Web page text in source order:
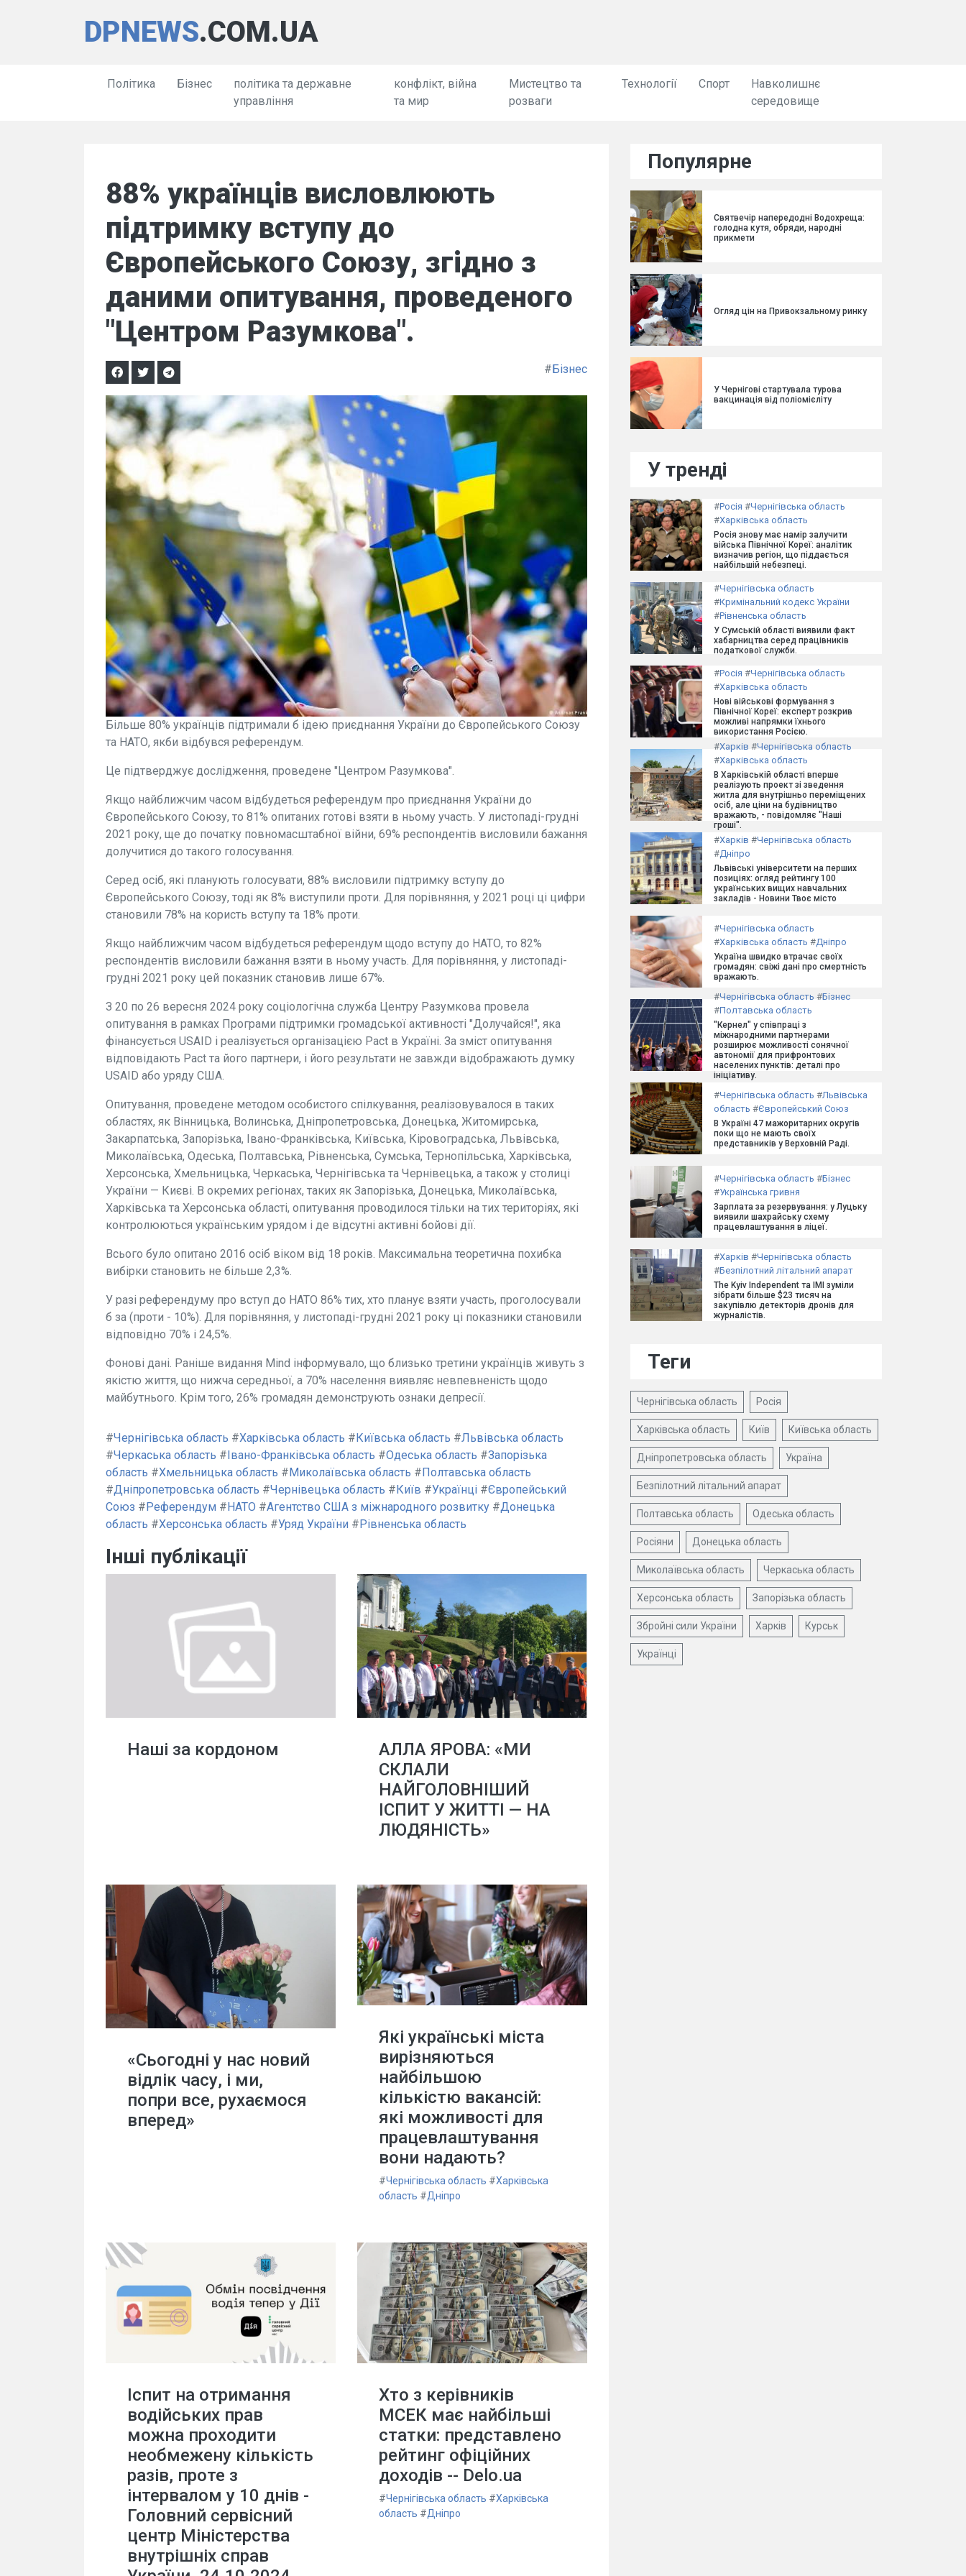
DPNEWS.COM.UA
Політика Бізнес
політика та державне
управління
конфлікт, війна
та мир
Мистецтво та
розваги
Технології Спорт
Навколишнє
середовище
88% українців висловлюють
підтримку вступу до
Європейського Союзу, згідно з
даними опитування, проведеного
"Центром Разумкова".
#Бізнес
Більше 80% українців підтримали б ідею приєднання України до Європейського Союзу
та НАТО, якби відбувся референдум.
Це підтверджує дослідження, проведене "Центром Разумкова".
Якщо найближчим часом відбудеться референдум про приєднання України до
Європейського Союзу, то 81% опитаних готові взяти в ньому участь. У листопаді-грудні
2021 року, ще до початку повномасштабної війни, 69% респондентів висловили бажання
долучитися до такого голосування.
Серед осіб, які планують голосувати, 88% висловили підтримку вступу до
Європейського Союзу, тоді як 8% виступили проти. Для порівняння, у 2021 році ці цифри
становили 78% на користь вступу та 18% проти.
Якщо найближчим часом відбудеться референдум щодо вступу до НАТО, то 82%
респондентів висловили бажання взяти в ньому участь. Для порівняння, у листопаді-
грудні 2021 року цей показник становив лише 67%.
З 20 по 26 вересня 2024 року соціологічна служба Центру Разумкова провела
опитування в рамках Програми підтримки громадської активності "Долучайся!", яка
фінансується USAID і реалізується організацією Pact в Україні. За зміст опитування
відповідають Pact та його партнери, і його результати не завжди відображають думку
USAID або уряду США.
Опитування, проведене методом особистого спілкування, реалізовувалося в таких
областях, як Вінницька, Волинська, Дніпропетровська, Донецька, Житомирська,
Закарпатська, Запорізька, Івано-Франківська, Київська, Кіровоградська, Львівська,
Миколаївська, Одеська, Полтавська, Рівненська, Сумська, Тернопільська, Харківська,
Херсонська, Хмельницька, Черкаська, Чернігівська та Чернівецька, а також у столиці
України — Києві. В окремих регіонах, таких як Запорізька, Донецька, Миколаївська,
Харківська та Херсонська області, опитування проводилося тільки на тих територіях, які
контролюються українським урядом і де відсутні активні бойові дії.
Всього було опитано 2016 осіб віком від 18 років. Максимальна теоретична похибка
вибірки становить не більше 2,3%.
У разі референдуму про вступ до НАТО 86% тих, хто планує взяти участь, проголосували
б за (проти - 10%). Для порівняння, у листопаді-грудні 2021 року ці показники становили
відповідно 70% і 24,5%.
Фонові дані. Раніше видання Mind інформувало, що близько третини українців живуть з
якістю життя, що нижча середньої, а 70% населення виявляє невпевненість щодо
майбутнього. Крім того, 26% громадян демонструють ознаки депресії.
#Чернігівська область #Харківська область #Київська область #Львівська область
#Черкаська область #Івано-Франківська область #Одеська область #Запорізька
область #Хмельницька область #Миколаївська область #Полтавська область
#Дніпропетровська область #Чернівецька область #Київ #Українці #Європейський
Союз #Референдум #НАТО #Агентство США з міжнародного розвитку #Донецька
область #Херсонська область #Уряд України #Рівненська область
Інші публікації
Наші за кордоном
АЛЛА ЯРОВА: «МИ
СКЛАЛИ
НАЙГОЛОВНІШИЙ
ІСПИТ У ЖИТТІ — НА
ЛЮДЯНІСТЬ»
«Сьогодні у нас новий
відлік часу, і ми,
попри все, рухаємося
вперед»
Які українські міста
вирізняються
найбільшою
кількістю вакансій:
які можливості для
працевлаштування
вони надають?
#Чернігівська область #Харківська
область #Дніпро
Іспит на отримання
водійських прав
можна проходити
необмежену кількість
разів, проте з
інтервалом у 10 днів -
Головний сервісний
центр Міністерства
внутрішніх справ
Хто з керівників
МСЕК має найбільші
статки: представлено
рейтинг офіційних
доходів -- Delo.ua
#Чернігівська область #Харківська
область #Дніпро
Популярне
Святвечір напередодні Водохреща:
голодна кутя, обряди, народні
прикмети
Огляд цін на Привокзальному ринку
У Чернігові стартувала турова
вакцинація від поліомієліту
У тренді
#Росія #Чернігівська область
#Харківська область
Росія знову має намір залучити
війська Північної Кореї: аналітик
визначив регіон, що піддається
найбільшій небезпеці.
#Чернігівська область
#Кримінальний кодекс України
#Рівненська область
У Сумській області виявили факт
хабарництва серед працівників
податкової служби.
#Росія #Чернігівська область
#Харківська область
Нові військові формування з
Північної Кореї: експерт розкрив
можливі напрямки їхнього
використання Росією.
#Харків #Чернігівська область
#Харківська область
В Харківській області вперше
реалізують проект зі зведення
житла для внутрішньо переміщених
осіб, але ціни на будівництво
вражають, - повідомляє "Наші
гроші".
#Харків #Чернігівська область
#Дніпро
Львівські університети на перших
позиціях: огляд рейтингу 100
українських вищих навчальних
закладів - Новини Твоє місто
#Чернігівська область
#Харківська область #Дніпро
Україна швидко втрачає своїх
громадян: свіжі дані про смертність
вражають.
#Чернігівська область #Бізнес
#Полтавська область
"Кернел" у співпраці з
міжнародними партнерами
розширює можливості сонячної
автономії для прифронтових
населених пунктів: деталі про
ініціативу.
#Чернігівська область #Львівська
область #Європейський Союз
В Україні 47 мажоритарних округів
поки що не мають своїх
представників у Верховній Раді.
#Чернігівська область #Бізнес
#Українська гривня
Зарплата за резервування: у Луцьку
виявили шахрайську схему
працевлаштування в ліцеї.
#Харків #Чернігівська область
#Безпілотний літальний апарат
The Kyiv Independent та ІМІ зуміли
зібрати більше $23 тисяч на
закупівлю детекторів дронів для
журналістів.
Теги
Чернігівська область Росія
Харківська область Київ Київська область
Дніпропетровська область Україна
Безпілотний літальний апарат
Полтавська область Одеська область
Росіяни Донецька область
Миколаївська область Черкаська область
Херсонська область Запорізька область
Збройні сили України Харків Курськ
Українці